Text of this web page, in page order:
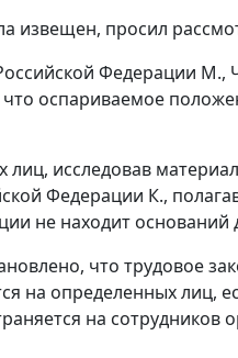
извещен, просил
Федерации М.,
оспариваемое
исследовав
Федерации К.,
не находит оснований
что трудовое
на определенных лиц,
на сотрудников